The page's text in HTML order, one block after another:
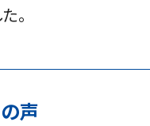
。
声